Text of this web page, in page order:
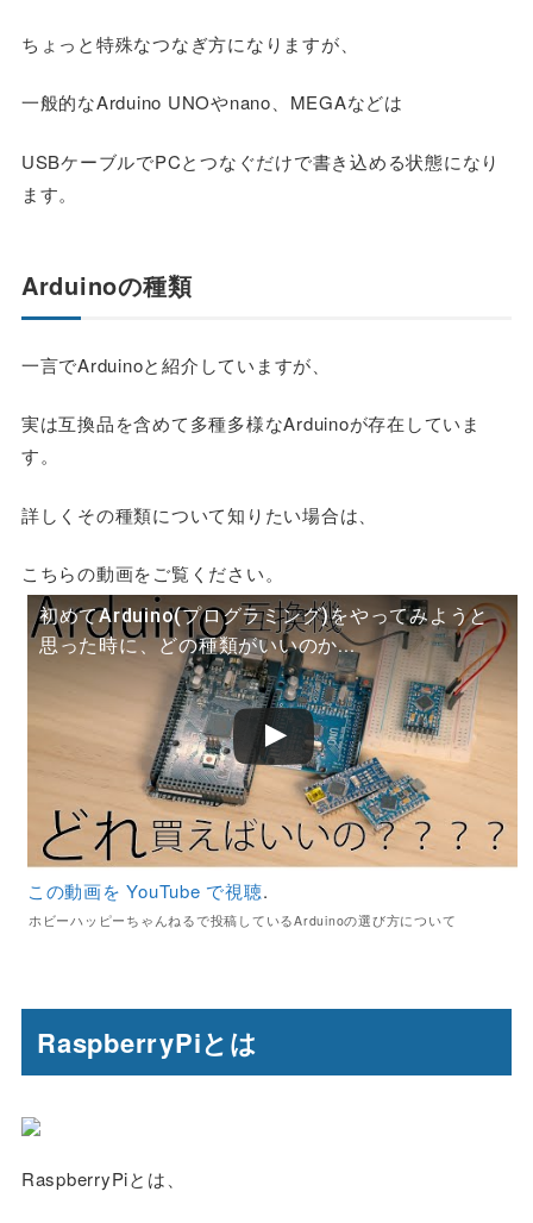
ちょっと特殊なつなぎ方になりますが、
一般的なArduino UNOやnano、MEGAなどは
USBケーブルでPCとつなぐだけで書き込める状態になり
ます。
Arduinoの種類
一言でArduinoと紹介していますが、
実は互換品を含めて多種多様なArduinoが存在していま
す。
詳しくその種類について知りたい場合は、
こちらの動画をご覧ください。
初めてArduino(プログラミング)をやってみようと
思った時に、どの種類がいいのか...
この動画を YouTube で視聴.
ホビーハッピーちゃんねるで投稿しているArduinoの選び方について
RaspberryPiとは
RaspberryPiとは、